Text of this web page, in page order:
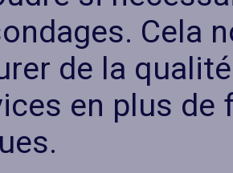
Cela
de la
en plus de